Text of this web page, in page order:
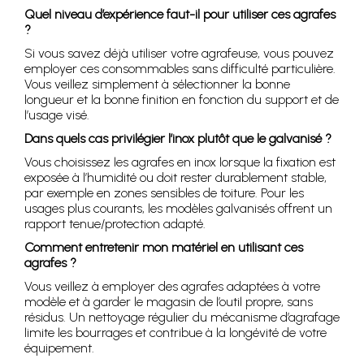
Quel niveau d’expérience faut-il pour utiliser ces agrafes
?
Si vous savez déjà utiliser votre agrafeuse, vous pouvez
employer ces consommables sans difficulté particulière.
Vous veillez simplement à sélectionner la bonne
longueur et la bonne finition en fonction du support et de
l’usage visé.
Dans quels cas privilégier l’inox plutôt que le galvanisé ?
Vous choisissez les agrafes en inox lorsque la fixation est
exposée à l’humidité ou doit rester durablement stable,
par exemple en zones sensibles de toiture. Pour les
usages plus courants, les modèles galvanisés offrent un
rapport tenue/protection adapté.
Comment entretenir mon matériel en utilisant ces
agrafes ?
Vous veillez à employer des agrafes adaptées à votre
modèle et à garder le magasin de l’outil propre, sans
résidus. Un nettoyage régulier du mécanisme d’agrafage
limite les bourrages et contribue à la longévité de votre
équipement.